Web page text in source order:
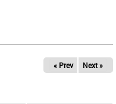
« Prev Next »